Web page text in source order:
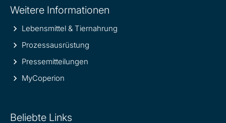
information
Weitere Informationen
Lebensmittel & Tiernahrung
Prozessausrüstung
Pressemitteilungen
MyCoperion
Beliebte Links